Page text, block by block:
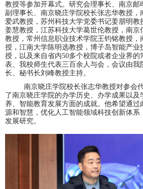
教授等参加开幕式。研究会理事长、南京邮
副理事长、南京晓庄学院校长张志华教授
爱武教授，苏州科技大学党委书记姜朋明教
姜慧教授，江苏科技大学葛世伦教授，南京
教授，常州信息职业技术学院王钧铭教授，
授，江南大学陈明选教授，博子岛智能产业
授，以及来自省内50多个校院或者企业界
表、我校师生代表三百余人与会 ， 会议由我
长、秘书长刘峰教授主持。
南京晓庄学院校长张志华教授对参会
了南京晓庄学院的办学历史、办学成果以
养、智能教育发展方面的成就。他希望通过
源和智慧，优化人工智能领域科技创新体
发展研究。